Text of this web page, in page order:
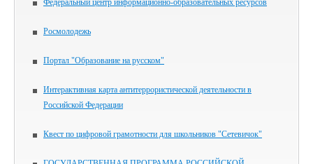
Федеральный центр информационно-образовательных ресурсов
Росмолодежь
Портал "Образование на русском"
Интерактивная карта антитеррористической деятельности в
Российской Федерации
Квест по цифровой грамотности для школьников "Сетевичок"